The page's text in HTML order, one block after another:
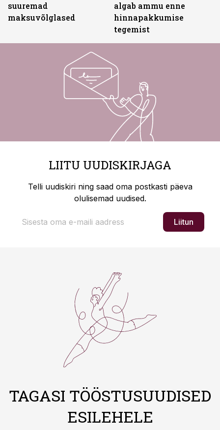
suuremad
maksuvõlglased
algab ammu enne
hinnapakkumise
tegemist
LIITU UUDISKIRJAGA
Telli uudiskiri ning saad oma postkasti päeva
olulisemad uudised.
Liitun
TAGASI TÖÖSTUSUUDISED
ESILEHELE